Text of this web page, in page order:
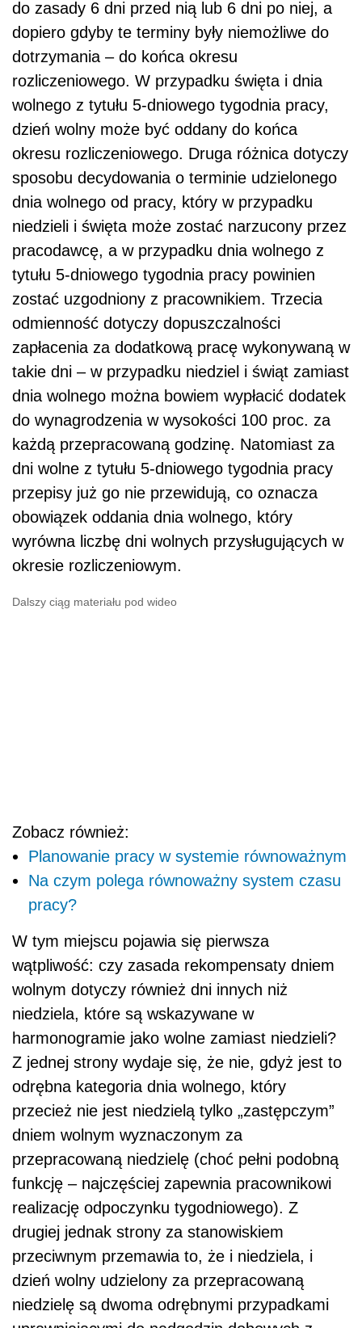
do zasady 6 dni przed nią lub 6 dni po niej, a
dopiero gdyby te terminy były niemożliwe do
dotrzymania – do końca okresu
rozliczeniowego. W przypadku święta i dnia
wolnego z tytułu 5-dniowego tygodnia pracy,
dzień wolny może być oddany do końca
okresu rozliczeniowego. Druga różnica dotyczy
sposobu decydowania o terminie udzielonego
dnia wolnego od pracy, który w przypadku
niedzieli i święta może zostać narzucony przez
pracodawcę, a w przypadku dnia wolnego z
tytułu 5-dniowego tygodnia pracy powinien
zostać uzgodniony z pracownikiem. Trzecia
odmienność dotyczy dopuszczalności
zapłacenia za dodatkową pracę wykonywaną w
takie dni – w przypadku niedziel i świąt zamiast
dnia wolnego można bowiem wypłacić dodatek
do wynagrodzenia w wysokości 100 proc. za
każdą przepracowaną godzinę. Natomiast za
dni wolne z tytułu 5-dniowego tygodnia pracy
przepisy już go nie przewidują, co oznacza
obowiązek oddania dnia wolnego, który
wyrówna liczbę dni wolnych przysługujących w
okresie rozliczeniowym.
Dalszy ciąg materiału pod wideo
Zobacz również:
Planowanie pracy w systemie równoważnym
Na czym polega równoważny system czasu
pracy?
W tym miejscu pojawia się pierwsza
wątpliwość: czy zasada rekompensaty dniem
wolnym dotyczy również dni innych niż
niedziela, które są wskazywane w
harmonogramie jako wolne zamiast niedzieli?
Z jednej strony wydaje się, że nie, gdyż jest to
odrębna kategoria dnia wolnego, który
przecież nie jest niedzielą tylko „zastępczym”
dniem wolnym wyznaczonym za
przepracowaną niedzielę (choć pełni podobną
funkcję – najczęściej zapewnia pracownikowi
realizację odpoczynku tygodniowego). Z
drugiej jednak strony za stanowiskiem
przeciwnym przemawia to, że i niedziela, i
dzień wolny udzielony za przepracowaną
niedzielę są dwoma odrębnymi przypadkami